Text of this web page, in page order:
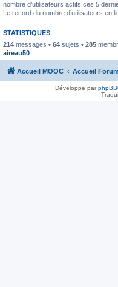
nombre d’utilisateurs actifs ces 5
Le record du nombre d’utilisateurs en
STATISTIQUES
214 messages • 64 sujets • 285
aireau50
Accueil MOOC Accueil Forum
Développé parphpBB